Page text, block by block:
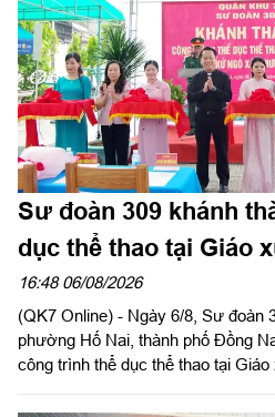
Sư đoàn 309 khánh
dục thể thao tại Giáo
16:48 06/08/2026
(QK7 Online) - Ngày 6/8, Sư đoàn
phường Hố Nai, thành phố Đồng
công trình thể dục thể thao tại Giáo